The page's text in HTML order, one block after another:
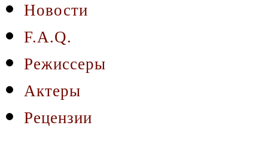
Новости
F.A.Q.
Режиссеры
Актеры
Рецензии